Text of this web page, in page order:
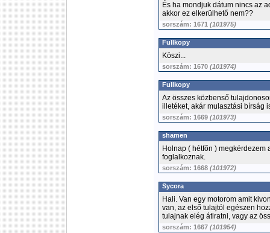
És ha mondjuk dátum nincs az
akkor ez elkerülhető nem??
sorszám: 1671 (101975)
Fullkopy
Köszi...
sorszám: 1670 (101974)
Fullkopy
Az összes közbenső
illetéket, akár mulasztási bírság
sorszám: 1669 (101973)
shamen
Holnap ( hétfőn )
foglalkoznak.
sorszám: 1668 (101972)
Sycora
Hali. Van egy motorom amit
van, az első tulajtól egészen
tulajnak elég átiratni, vagy az
sorszám: 1667 (101954)